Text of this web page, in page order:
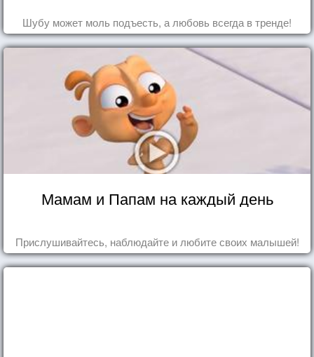
Шубу может моль подъесть, а любовь всегда в тренде!
Мамам и Папам на каждый день
Прислушивайтесь, наблюдайте и любите своих малышей!